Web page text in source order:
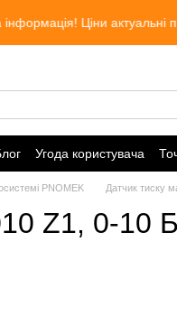
Ціни актуальні при
Угода користувача
PNOMEK Датчик тиску
Z1, 0-10